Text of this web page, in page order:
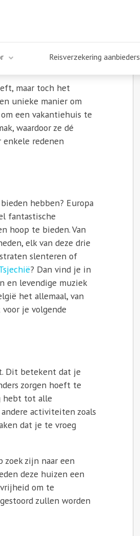
Reisverzekering aanbieders
maar toch het
unieke manier om
een vakantiehuis te
waardoor ze dé
redenen
hebben? Europa
fantastische
hoop te bieden. Van
elk van deze drie
slenteren of
? Dan vind je in
en levendige muziek
het allemaal, van
je volgende
Dit betekent dat je
zorgen hoeft te
hebt tot alle
activiteiten zoals
dat je te vroeg
zijn naar een
deze huizen een
om te
zullen worden